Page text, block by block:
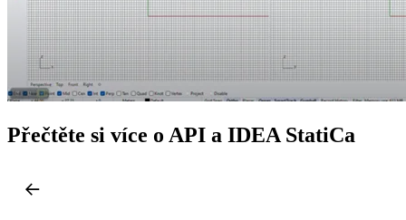
Přečtěte si více o API a IDEA StatiCa